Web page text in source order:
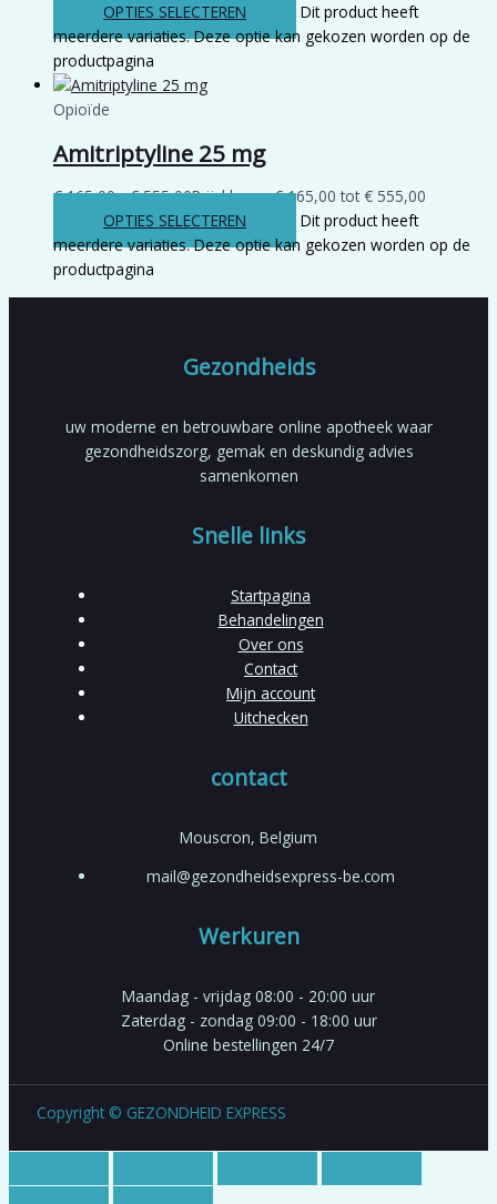
OPTIES SELECTEREN
Dit product heeft
meerdere variaties. Deze optie kan gekozen worden op de
productpagina
Opioïde
Amitriptyline 25 mg
€165,00 - €555,00Prijsklasse: € 165,00 tot € 555,00
OPTIES SELECTEREN
Dit product heeft
meerdere variaties. Deze optie kan gekozen worden op de
productpagina
Gezondheids
uw moderne en betrouwbare online apotheek waar
gezondheidszorg, gemak en deskundig advies
samenkomen
Snelle links
Startpagina
Behandelingen
Over ons
Contact
Mijn account
Uitchecken
contact
Mouscron, Belgium
mail@gezondheidsexpress-be.com
Werkuren
Maandag - vrijdag 08:00 - 20:00 uur
Zaterdag - zondag 09:00 - 18:00 uur
Online bestellingen 24/7
Copyright © GEZONDHEID EXPRESS